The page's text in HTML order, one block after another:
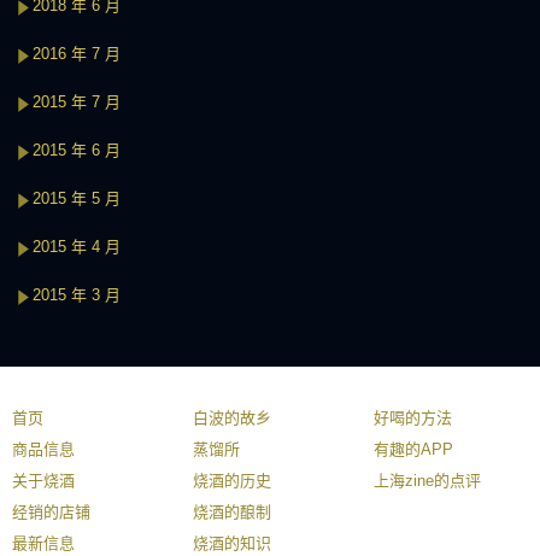
2018 年 6 月
2016 年 7 月
2015 年 7 月
2015 年 6 月
2015 年 5 月
2015 年 4 月
2015 年 3 月
首页
商品信息
关于烧酒
经销的店铺
最新信息
白波的故乡
蒸馏所
烧酒的历史
烧酒的酿制
烧酒的知识
好喝的方法
有趣的APP
上海zine的点评